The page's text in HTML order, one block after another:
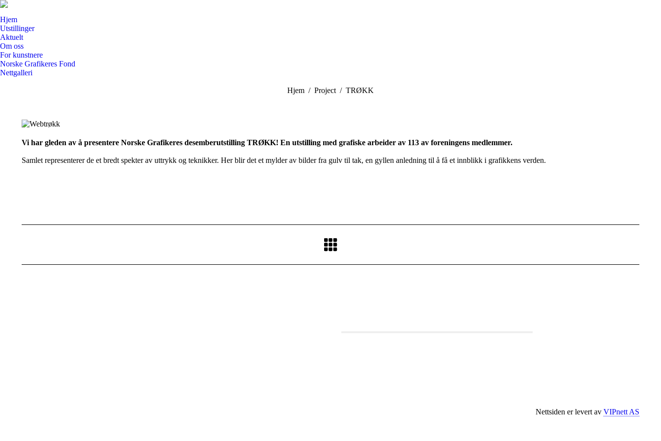
Hjem
Utstillinger
Aktuelt
Om oss
For kunstnere
Norske Grafikeres Fond
Nettgalleri
You are here:
Hjem Project TRØKK
Vi har gleden av å presentere Norske Grafikeres desemberutstilling TRØKK! En utstilling med grafiske arbeider av 113 av foreningens medlemmer.
Samlet representerer de et bredt spekter av uttrykk og teknikker. Her blir det et mylder av bilder fra gulv til tak, en gyllen anledning til å få et innblikk i grafikkens verden.
Nettsiden er levert av VIPnett AS